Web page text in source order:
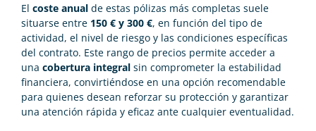
El coste anual de estas pólizas más completas suele
situarse entre 150 € y 300 €, en función del tipo de
actividad, el nivel de riesgo y las condiciones específicas
del contrato. Este rango de precios permite acceder a
una cobertura integral sin comprometer la estabilidad
financiera, convirtiéndose en una opción recomendable
para quienes desean reforzar su protección y garantizar
una atención rápida y eficaz ante cualquier eventualidad.